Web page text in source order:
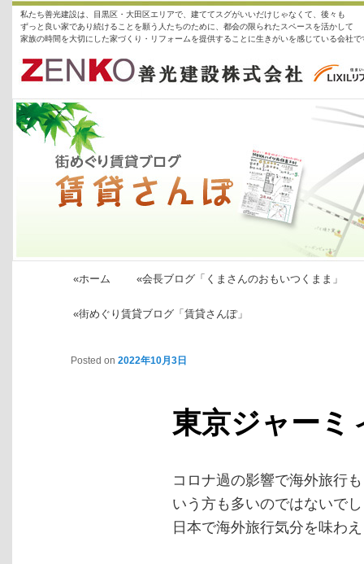
私たち善光建設は、目黒区・大田区エリアで、建ててスグがいいだけじゃなくて、後々も
ずっと良い家であり続けることを願う人たちのために、都会の限られたスペースを活かして
家族の時間を大切にした家づくり・リフォームを提供することに生きがいを感じている会社で
善光建設株式会社
«ホーム «会長ブログ「くまさんのおもいつくまま」
«街めぐり賃貸ブログ「賃貸さんぽ」
投稿ナビゲーション
東京ジャーミ
Posted on2022年10月3日
コロナ過の影響で海外旅行
いう方も多いのではないで
日本で海外旅行気分を味わ